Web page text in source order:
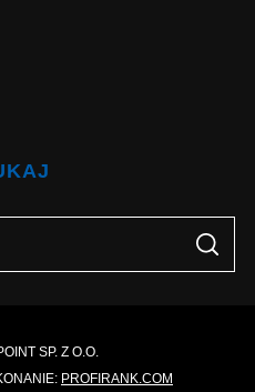
S
A
SP. Z O.O.
PROFIRANK.COM